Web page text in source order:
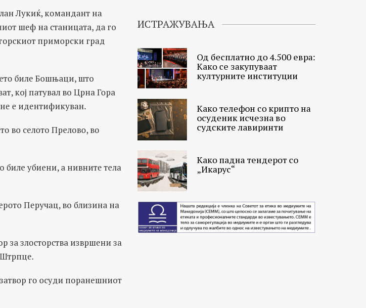
Лукиќ, командант на
шеф на станицата, да го
приморски град
биле Бошњаци, што
кој патувал во Црна Гора
е идентификуван.
во селото Прелово, во
убиени, а нивните тела
Перучац, во близина на
за злосторства извршени за
го осуди поранешниот
ИСТРАЖУВАЊА
Од бесплатно до 4.500 евра:
Како се закупуваат
културните институции
Како телефон со крипто на
осуденик исчезна во
судските лавиринти
Како падна тендерот со
„Икарус“